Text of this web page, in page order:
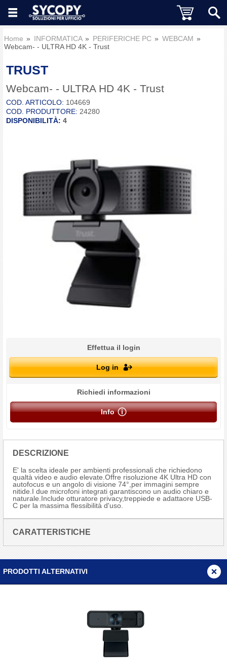
Home INFORMATICA PERIFERICHE PC
WEBCAM
Webcam- - ULTRA HD 4K - Trust
TRUST
Webcam- - ULTRA HD 4K - Trust
COD. ARTICOLO: 104669
COD. PRODUTTORE: 24280
DISPONIBILITÀ: 4
Effettua il login
Log in
Richiedi informazioni
Info
DESCRIZIONE
E' la scelta ideale per ambienti professionali che richiedono
qualtà video e audio elevate.Offre risoluzione 4K Ultra HD con
autofocus e un angolo di visione 74°,per immagini sempre
nitide.I due microfoni integrati garantiscono un audio chiaro e
naturale.Include otturatore privacy,treppiede e adattaore USB-
C per la massima flessibilità d'uso.
CARATTERISTICHE
PRODOTTI ALTERNATIVI